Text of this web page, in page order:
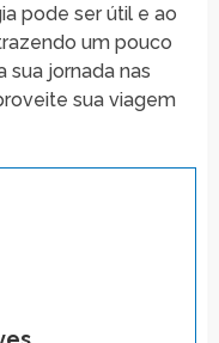
pode ser útil e ao
um pouco
jornada nas
sua viagem